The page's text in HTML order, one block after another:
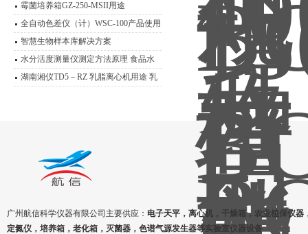
霉菌培养箱GZ-250-MSII用途
全自动色差仪（计）WSC-100产品使用
说明书
智慧生物样本库解决方案
水分活度测量仪测定方法原理 食品水
分活度测量说明
湖南湘仪TD5－RZ 乳脂离心机用途 乳
广州航信科学仪器有限公司主要供应： 电子天平，离心机，干燥箱，农业植保仪器
定氮仪，培养箱，老化箱，灭菌器，色谱气源发生器等实验室仪器设备